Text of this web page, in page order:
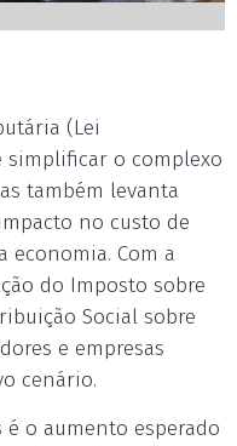
(Lei
simplificar o complexo
também levanta
no custo de
economia. Com a
do Imposto sobre
Social sobre
e empresas
cenário.
o aumento esperado